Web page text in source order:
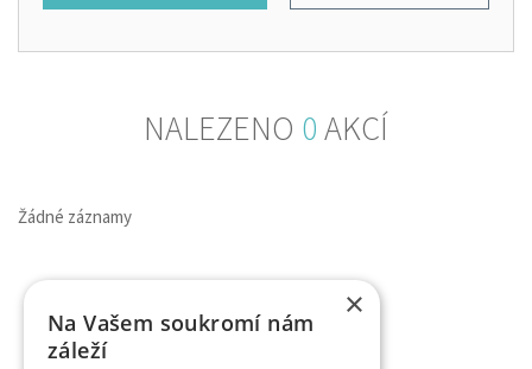
NALEZENO 0AKCÍ
Žádné záznamy
×
Na Vašem soukromí nám
záleží